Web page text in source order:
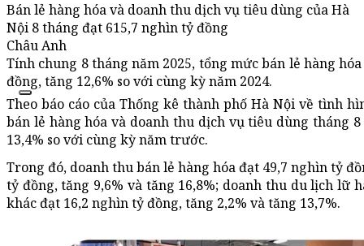
Bán lẻ hàng hóa và doanh thu dịch vụ tiêu dùng của Hà
Nội 8 tháng đạt 615,7 nghìn tỷ đồng
Châu Anh
Tính chung 8 tháng năm 2025, tổng mức bán lẻ hàng
đồng, tăng 12,6% so với cùng kỳ năm 2024.
Theo báo cáo của Thống kê thành phố Hà Nội về tình
bán lẻ hàng hóa và doanh thu dịch vụ tiêu dùng tháng
13,4% so với cùng kỳ năm trước.
Trong đó, doanh thu bán lẻ hàng hóa đạt 49,7 nghìn tỷ
tỷ đồng, tăng 9,6% và tăng 16,8%; doanh thu du lịch lữ
khác đạt 16,2 nghìn tỷ đồng, tăng 2,2% và tăng 13,7%.